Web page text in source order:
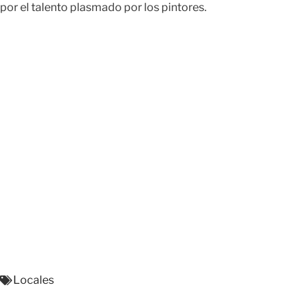
por el talento plasmado por los pintores.
Locales